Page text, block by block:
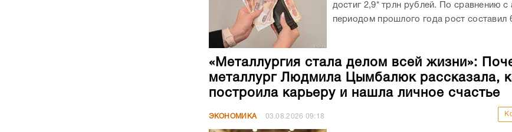
достиг 2,9* трлн рублей. По сравнению с
периодом прошлого года рост составил
«Металлургия стала делом всей жизни»:
металлург Людмила Цымбалюк рассказала,
построила карьеру и нашла личное счастье
ЭКОНОМИКА 03.08.2026 09:18